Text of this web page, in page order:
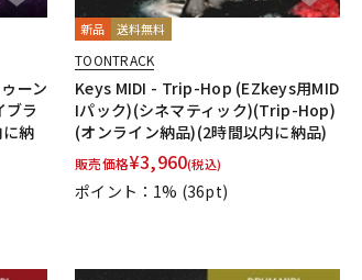
ーン
ブラ
納
新品 送料無料
TOONTRACK
Keys MIDI - Trip-Hop (EZkeys用MID
Iパック)(シネマティック)(Trip-Hop)
(オンライン納品)(2時間以内に納品)
販売価格¥3,960(税込)
ポイント：1% (36pt)